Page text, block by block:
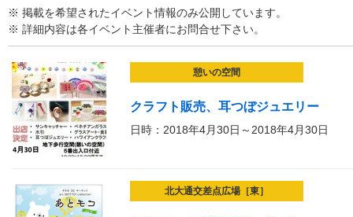
※ 掲載を希望されたイベント情報のみ公開しています。
※ 詳細内容は各イベント主催者にお問合せ下さい。
憩いの空間
クラフト販売、耳つぼジュエリー
日時：2018年4月30日～2018年4月30日
北大通交差点広場［東］